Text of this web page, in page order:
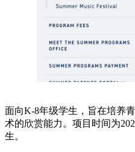
面向K-8年级学生，旨在培养
术的欣赏能力。项目时间为
生。